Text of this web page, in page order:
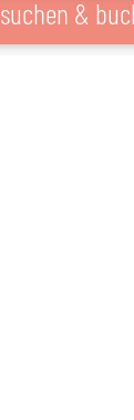
suchen &